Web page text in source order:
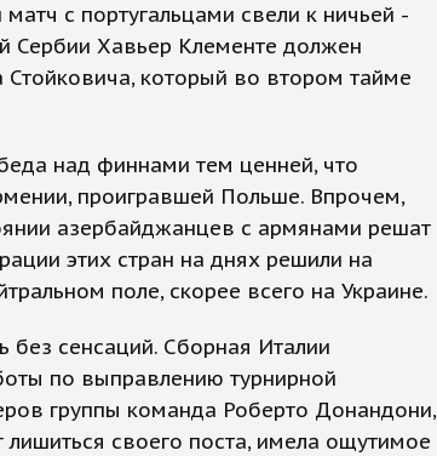
с португальцами свели к ничьей -
Сербии Хавьер Клементе должен
Стойковича, который во втором тайме
над финнами тем ценней, что
проигравшей Польше. Впрочем,
азербайджанцев с армянами решат
этих стран на днях решили на
поле, скорее всего на Украине.
сенсаций. Сборная Италии
по выправлению турнирной
группы команда Роберто Донандони,
своего поста, имела ощутимое